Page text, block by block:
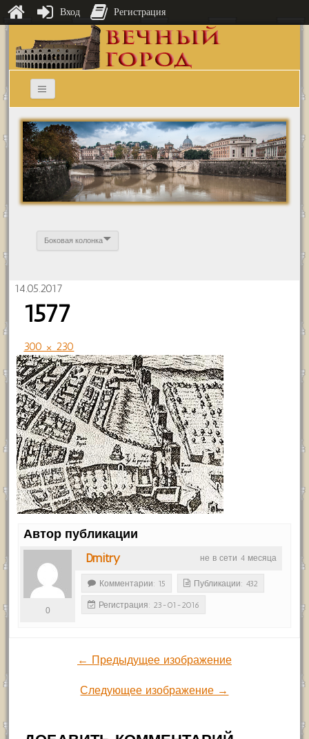
Боковая колонка
14.05.2017
1577
300 × 230
Автор публикации
не в сети 4 месяца
Dmitry
0
Комментарии: 15 Публикации: 432
Регистрация: 23-01-2016
← Предыдущее изображение
Следующее изображение →
Вход Регистрация